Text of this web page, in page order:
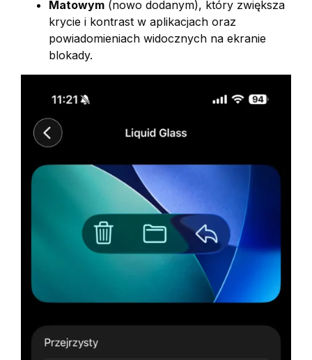
Matowym (nowo dodanym), który zwiększa
krycie i kontrast w aplikacjach oraz
powiadomieniach widocznych na ekranie
blokady.